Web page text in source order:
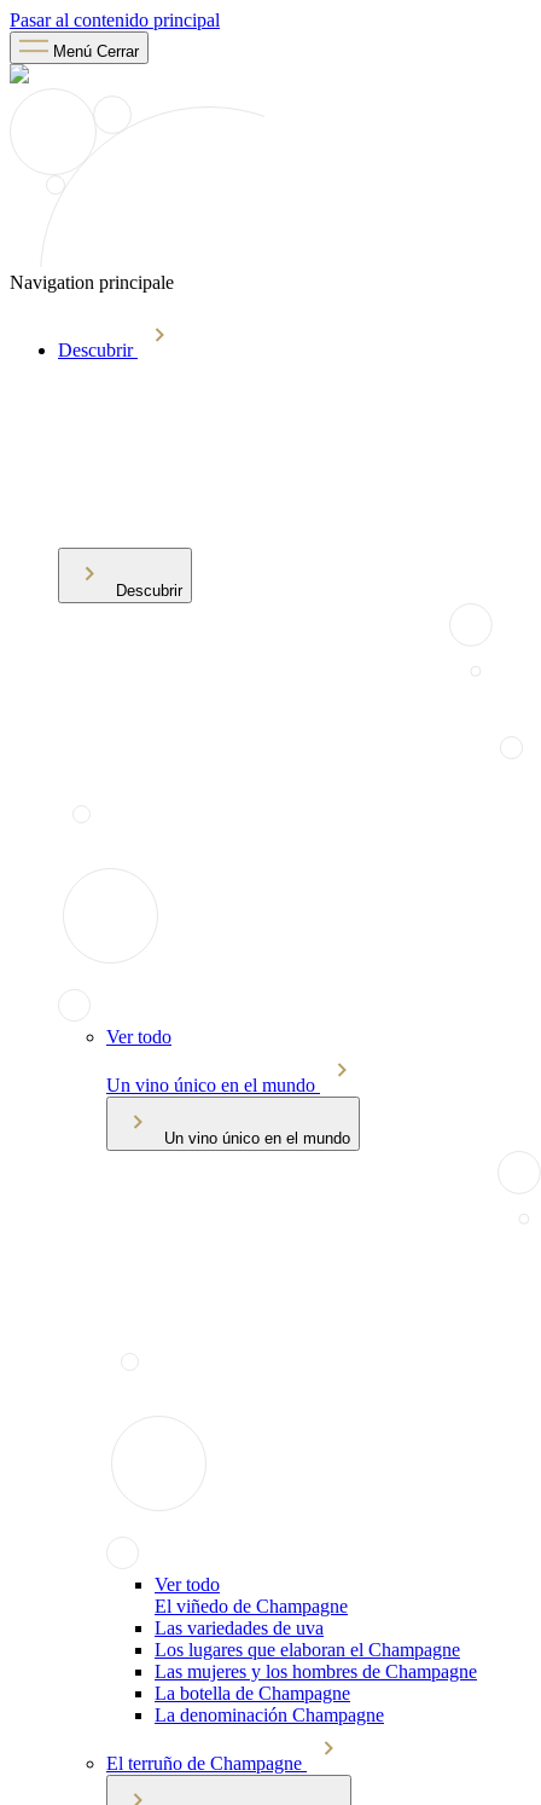
Pasar al contenido principal
Menú Cerrar
Navigation principale
Descubrir
Descubrir
Ver todo
Un vino único en el mundo
Un vino único en el mundo
Ver todo
El viñedo de Champagne
Las variedades de uva
Los lugares que elaboran el Champagne
Las mujeres y los hombres de Champagne
La botella de Champagne
La denominación Champagne
El terruño de Champagne